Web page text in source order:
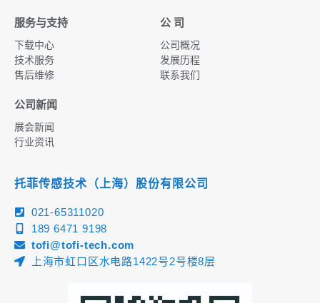
服务与支持
下载中心
技术服务
售后维修
公 司
公司概况
发展历程
联系我们
公司新闻
展会新闻
行业资讯
托菲传感技术（上海）股份有限公司
021-65311020
189 6471 9198
tofi@tofi-tech.com
上海市虹口区水电路1422号2号楼8层